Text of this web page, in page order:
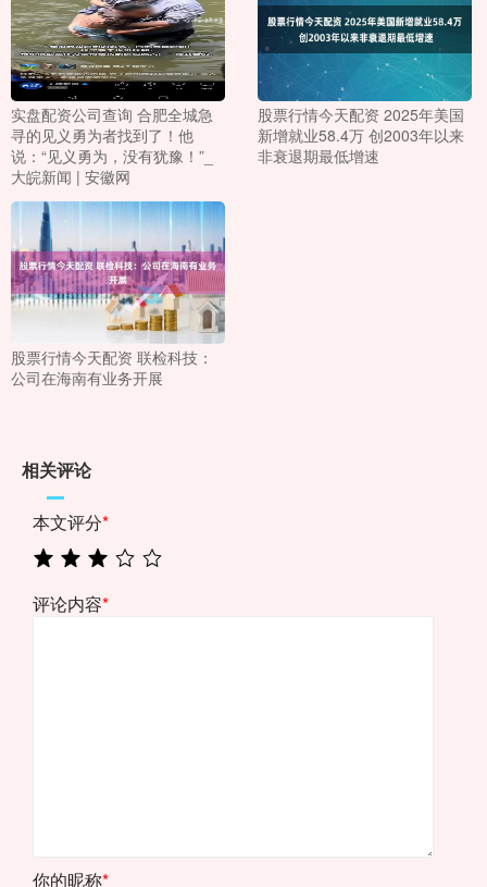
实盘配资公司查询 合肥 全城急
寻的见义勇为者找到了！他
说：“见义勇为，没有犹豫！”_
大皖新闻 | 安徽网
股票行情今天配资 2025年美国
新增就业58.4万 创2003年以来
非衰退期最低增速
股票行情今天配资 联检科技：
公司在海南有业务开展
相关评论
本文评分*
评论内容*
你的昵称*